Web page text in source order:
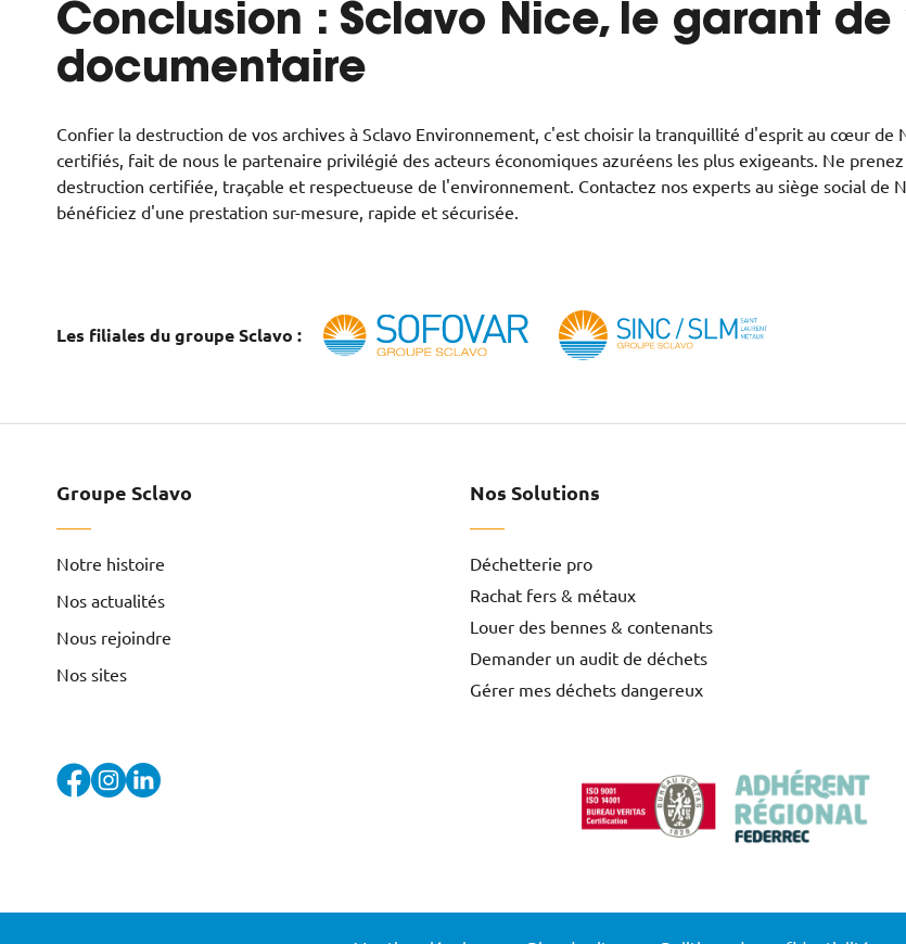
Conclusion : Sclavo Nice, le garant
documentaire
Confier la destruction de vos archives à Sclavo Environnement, c'est choisir la tranquillité d'esprit au cœur de
certifiés, fait de nous le partenaire privilégié des acteurs économiques azuréens les plus exigeants. Ne
destruction certifiée, traçable et respectueuse de l'environnement. Contactez nos experts au siège social de
bénéficiez d'une prestation sur-mesure, rapide et sécurisée.
Les filiales du groupe Sclavo :
Groupe Sclavo
Notre histoire
Nos actualités
Nous rejoindre
Nos sites
Nos Solutions
Déchetterie pro
Rachat fers & métaux
Louer des bennes & contenants
Demander un audit de déchets
Gérer mes déchets dangereux